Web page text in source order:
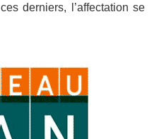
derniers, l’affectation se